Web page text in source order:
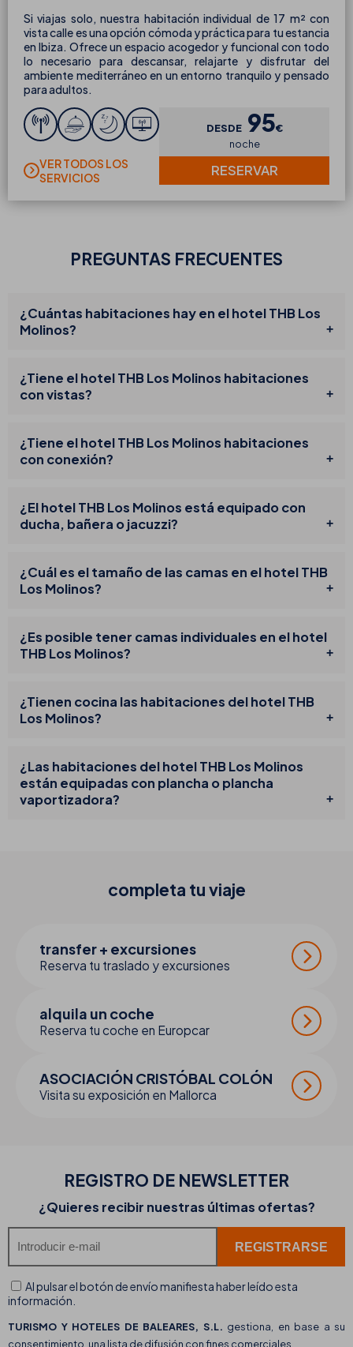
Si viajas solo, nuestra habitación individual de 17 m² con
vista calle es una opción cómoda y práctica para tu estancia
en Ibiza. Ofrece un espacio acogedor y funcional con todo
lo necesario para descansar, relajarte y disfrutar del
ambiente mediterráneo en un entorno tranquilo y pensado
para adultos.
VER TODOS LOS
SERVICIOS
DESDE 95€
noche
RESERVAR
PREGUNTAS FRECUENTES
¿Cuántas habitaciones hay en el hotel THB Los
Molinos?
¿Tiene el hotel THB Los Molinos habitaciones
con vistas?
¿Tiene el hotel THB Los Molinos habitaciones
con conexión?
¿El hotel THB Los Molinos está equipado con
ducha, bañera o jacuzzi?
¿Cuál es el tamaño de las camas en el hotel THB
Los Molinos?
¿Es posible tener camas individuales en el hotel
THB Los Molinos?
¿Tienen cocina las habitaciones del hotel THB
Los Molinos?
¿Las habitaciones del hotel THB Los Molinos
están equipadas con plancha o plancha
vaportizadora?
completa tuviaje
transfer + excursiones
Reserva tu traslado y excursiones
alquila un coche
Reserva tu coche en Europcar
ASOCIACIÓN CRISTÓBAL COLÓN
Visita su exposición en Mallorca
REGISTRO DE NEWSLETTER
¿Quieres recibir nuestras últimas ofertas?
Al pulsar el botón de envío manifiesta haber leído esta
información.
TURISMO Y HOTELES DE BALEARES, S.L. gestiona, en base a su
consentimiento, una lista de difusión con fines comerciales.